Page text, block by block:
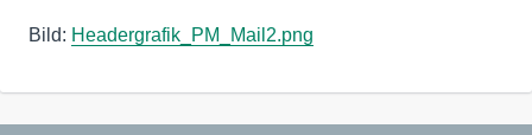
Bild: Headergrafik_PM_Mail2.png